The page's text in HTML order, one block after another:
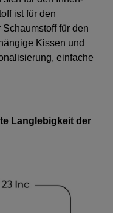
ist für den
für den
Kissen und
einfache
Langlebigkeit der